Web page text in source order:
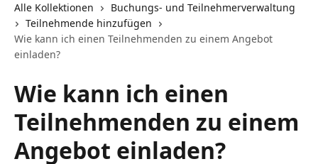
Alle Kollektionen
Buchungs- und Teilnehmerverwaltung
Teilnehmende hinzufügen
Wie kann ich einen Teilnehmenden zu einem Angebot
einladen?
Wie kann ich einen
Teilnehmenden zu einem
Angebot einladen?